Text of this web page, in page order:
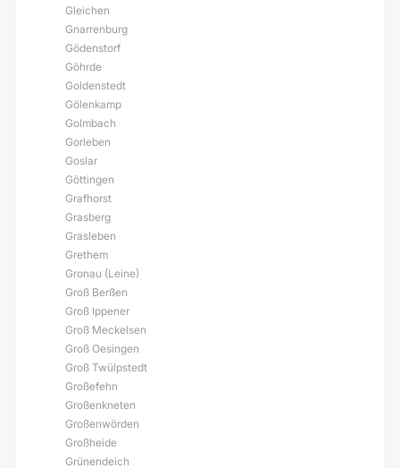
Gleichen
Gnarrenburg
Gödenstorf
Göhrde
Goldenstedt
Gölenkamp
Golmbach
Gorleben
Goslar
Göttingen
Grafhorst
Grasberg
Grasleben
Grethem
Gronau (Leine)
Groß Berßen
Groß Ippener
Groß Meckelsen
Groß Oesingen
Groß Twülpstedt
Großefehn
Großenkneten
Großenwörden
Großheide
Grünendeich